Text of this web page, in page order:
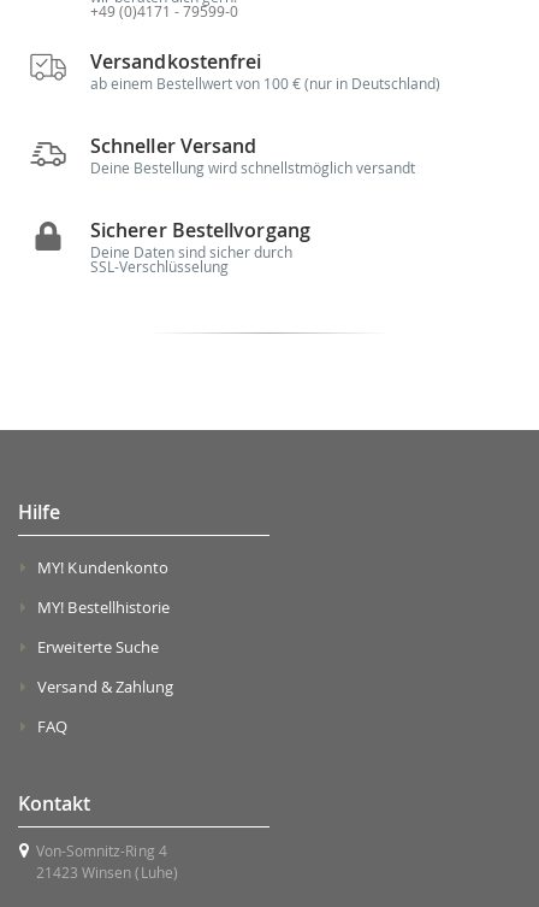
+49 (0)4171 - 79599-0
Versandkostenfrei
ab einem Bestellwert von 100 € (nur in Deutschland)
Schneller Versand
Deine Bestellung wird schnellstmöglich versandt
Sicherer Bestellvorgang
Deine Daten sind sicher durch
SSL-Verschlüsselung
Hilfe
MY! Kundenkonto
MY! Bestellhistorie
Erweiterte Suche
Versand & Zahlung
FAQ
Kontakt
Von-Somnitz-Ring 4
21423 Winsen (Luhe)